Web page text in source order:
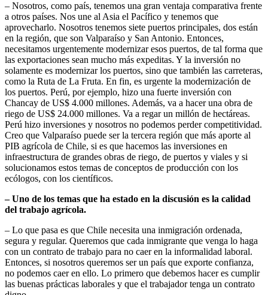
– Nosotros, como país, tenemos una gran ventaja comparativa frente
a otros países. Nos une al Asia el Pacífico y tenemos que
aprovecharlo. Nosotros tenemos siete puertos principales, dos están
en la región, que son Valparaíso y San Antonio. Entonces,
necesitamos urgentemente modernizar esos puertos, de tal forma que
las exportaciones sean mucho más expeditas. Y la inversión no
solamente es modernizar los puertos, sino que también las carreteras,
como la Ruta de La Fruta. En fin, es urgente la modernización de
los puertos. Perú, por ejemplo, hizo una fuerte inversión con
Chancay de US$ 4.000 millones. Además, va a hacer una obra de
riego de US$ 24.000 millones. Va a regar un millón de hectáreas.
Perú hizo inversiones y nosotros no podemos perder competitividad.
Creo que Valparaíso puede ser la tercera región que más aporte al
PIB agrícola de Chile, si es que hacemos las inversiones en
infraestructura de grandes obras de riego, de puertos y viales y si
solucionamos estos temas de conceptos de producción con los
ecólogos, con los científicos.
– Uno de los temas que ha estado en la discusión es la calidad
del trabajo agrícola.
– Lo que pasa es que Chile necesita una inmigración ordenada,
segura y regular. Queremos que cada inmigrante que venga lo haga
con un contrato de trabajo para no caer en la informalidad laboral.
Entonces, si nosotros queremos ser un país que exporte confianza,
no podemos caer en ello. Lo primero que debemos hacer es cumplir
las buenas prácticas laborales y que el trabajador tenga un contrato